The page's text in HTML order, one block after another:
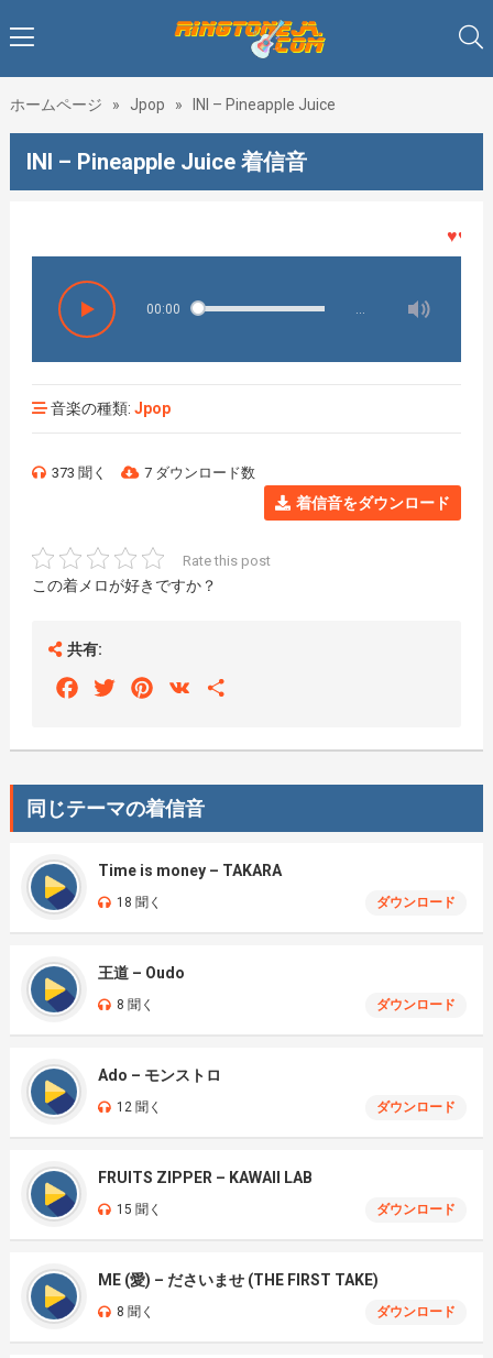
ホームページ » Jpop » INI – Pineapple Juice
INI – Pineapple Juice 着信音
♥♥♥着
00:00
音楽の種類: Jpop
373 聞く 7 ダウンロード数
着信音をダウンロード
Rate this post
この着メロが好きですか？
共有:
FacebookTwitterPinterest
VK
同じテーマの着信音
Time is money – TAKARA
18 聞く ダウンロード
王道 – Oudo
8 聞く ダウンロード
Ado – モンストロ
12 聞く ダウンロード
FRUITS ZIPPER – KAWAII LAB
15 聞く ダウンロード
ME (愛) – ださいませ (THE FIRST TAKE)
8 聞く ダウンロード